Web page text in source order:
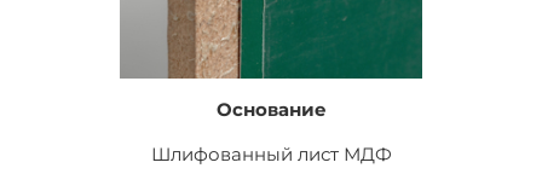
Основание
Шлифованный лист МДФ